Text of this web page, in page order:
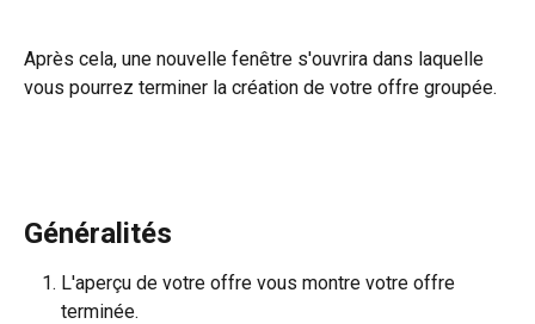
Après cela, une nouvelle fenêtre s'ouvrira dans laquelle
vous pourrez terminer la création de votre offre groupée.
Généralités
L'aperçu de votre offre vous montre votre offre
terminée.